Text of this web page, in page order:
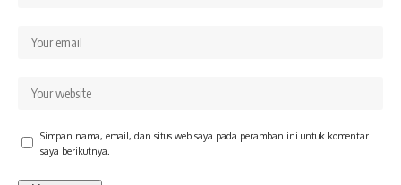
Simpan nama, email, dan situs web saya pada peramban ini untuk komentar
saya berikutnya.